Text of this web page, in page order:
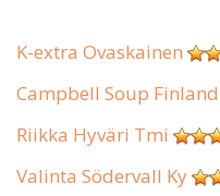
K-extra Ovaskainen
Campbell Soup
Riikka Hyväri Tmi
Valinta Södervall Ky